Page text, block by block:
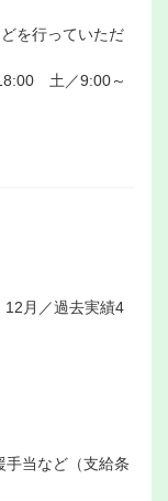
を行っていただ
土／9:00～
月／過去実績4
手当など（支給条